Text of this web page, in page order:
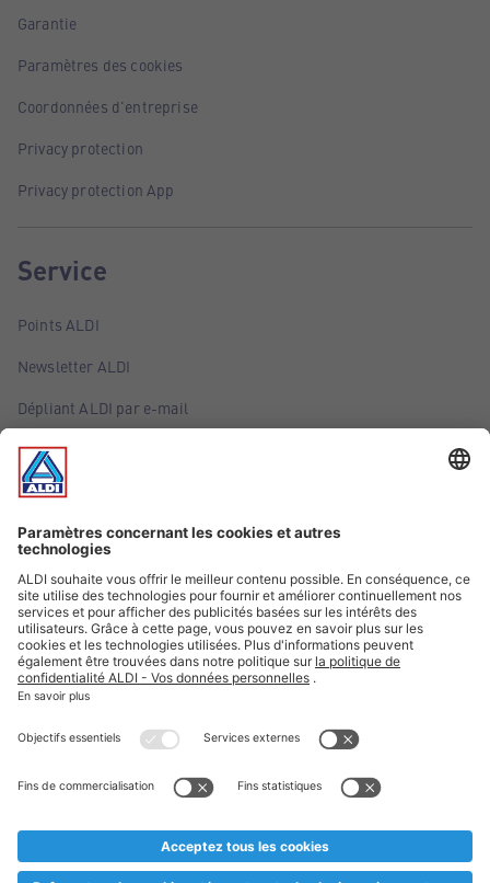
Garantie
Paramètres des cookies
Coordonnées d'entreprise
Privacy protection
Privacy protection App
Service
Points ALDI
Newsletter ALDI
Dépliant ALDI par e-mail
Offres
Infos essentielles
Suivez ALDI Belgique
Textes marqués d'un astérisque et mentions légales
* Nous vendons ces articles temporairement et jusqu'à
au cas où, malgré le planning bien étudié, nous serions
prématurément en rupture de stock. Prix Recupel et TVA incl.
** Sur ce site, l’utilisation de la forme masculine a été adoptée